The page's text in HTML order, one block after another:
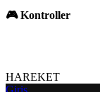
🎮 Kontroller
HAREKET